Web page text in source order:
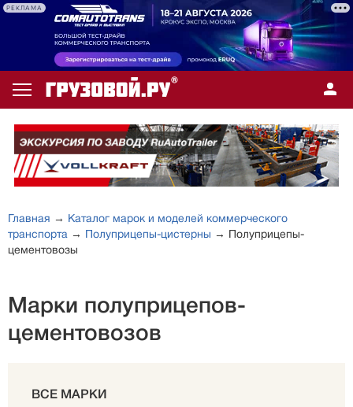
РЕКЛАМА
Главная → Каталог марок и моделей коммерческого
транспорта → Полуприцепы-цистерны → Полуприцепы-
цементовозы
Марки полуприцепов-
цементовозов
ВСЕ МАРКИ